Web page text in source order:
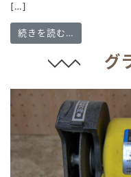
[…]
続きを読む…
グ